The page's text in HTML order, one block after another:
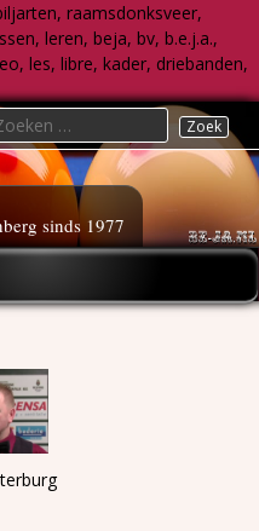
raamsdonksveer,
leren, beja, bv, b.e.j.a.,
les, libre, kader, driebanden,
sinds 1977